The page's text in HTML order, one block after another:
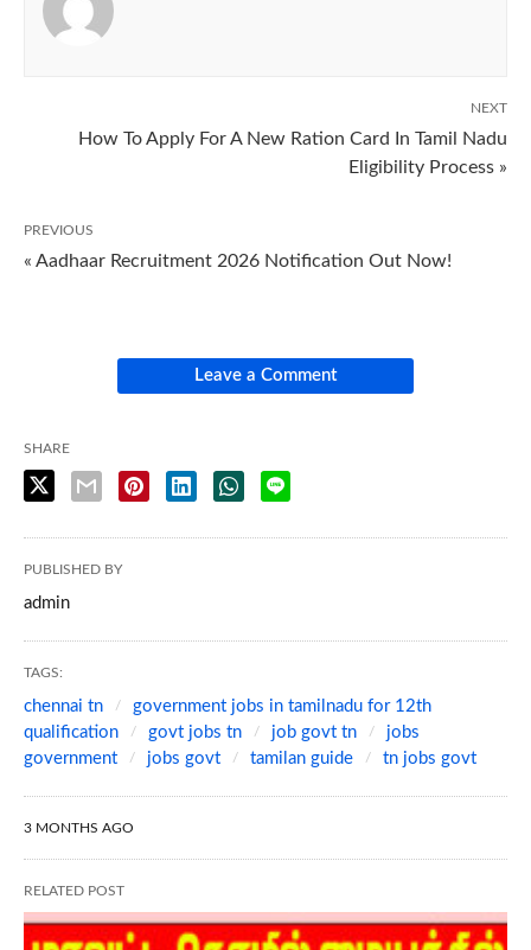
NEXT
How To Apply For A New Ration Card In Tamil Nadu
Eligibility Process »
PREVIOUS
« Aadhaar Recruitment 2026 Notification Out Now!
Leave a Comment
SHARE
PUBLISHED BY
admin
TAGS:
chennai tn
government jobs in tamilnadu for 12th
qualification
govt jobs tn job govt tn
jobs
government
jobs govt tamilan guide tn jobs govt
3 MONTHS AGO
RELATED POST